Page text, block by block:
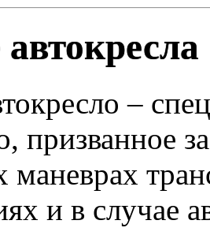
–
призванное
маневрах
и в случае